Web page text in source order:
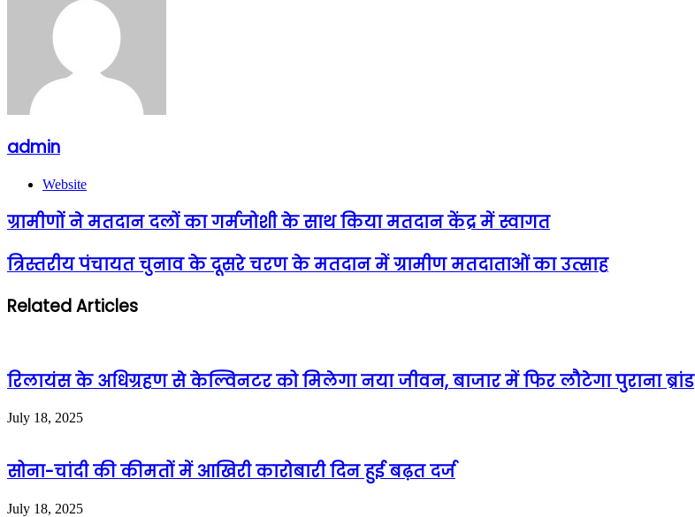
admin
Website
ग्रामीणों ने मतदान दलों का गर्मजोशी के साथ किया मतदान केंद्र में स्वागत
त्रिस्तरीय पंचायत चुनाव के दूसरे चरण के मतदान में ग्रामीण मतदाताओं का उत्साह
Related Articles
रिलायंस के अधिग्रहण से केल्विनटर को मिलेगा नया जीवन, बाजार में फिर लौटेगा पुराना ब्रांड
July 18, 2025
सोना-चांदी की कीमतों में आखिरी कारोबारी दिन हुई बढ़त दर्ज
July 18, 2025